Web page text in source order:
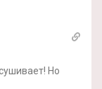
Но